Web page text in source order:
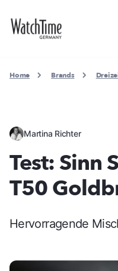
Home Brands
Martina Richter
Test: Sinn
T50
Hervorragende